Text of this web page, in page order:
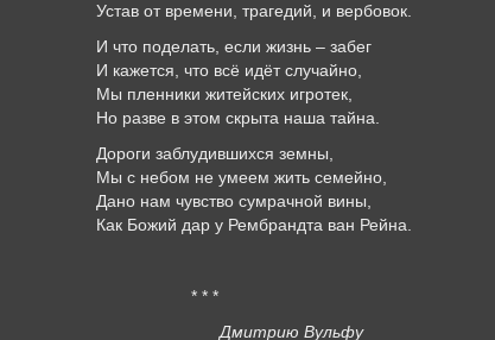
Устав от времени, трагедий, и вербовок.
И что поделать, если жизнь – забег
И кажется, что всё идёт случайно,
Мы пленники житейских игротек,
Но разве в этом скрыта наша тайна.
Дороги заблудившихся земны,
Мы с небом не умеем жить семейно,
Дано нам чувство сумрачной вины,
Как Божий дар у Рембрандта ван Рейна.
* * *
Дмитрию Вульфу